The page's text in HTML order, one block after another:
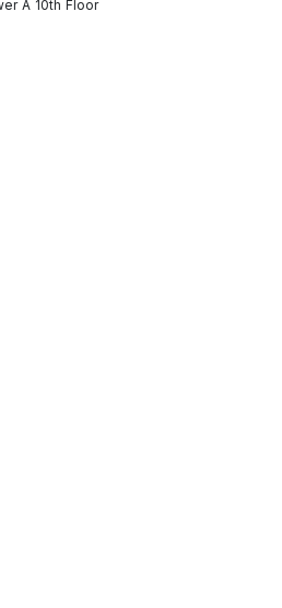
A 10th Floor